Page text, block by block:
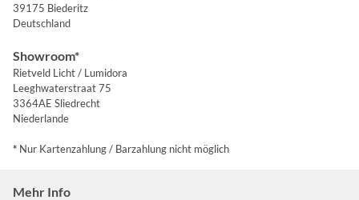
39175 Biederitz
Deutschland
Showroom*
Rietveld Licht / Lumidora
Leeghwaterstraat 75
3364AE Sliedrecht
Niederlande
* Nur Kartenzahlung / Barzahlung nicht möglich
Mehr Info